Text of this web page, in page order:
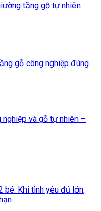
tầng gỗ tự nhiên
gỗ công nghiệp đúng
và gỗ tự nhiên –
bé: Khi tình yêu đủ lớn,